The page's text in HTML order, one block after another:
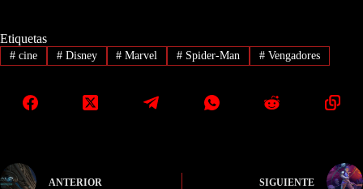
Etiquetas
#cine #Disney # Marvel # Spider-Man # Vengadores
ANTERIOR SIGUIENTE